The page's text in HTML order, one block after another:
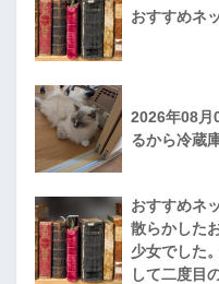
おすすめネ
2026年08月
るから冷蔵
おすすめネ
散らかした
少女でした
して二度目